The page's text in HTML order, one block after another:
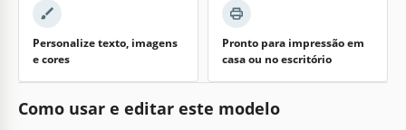
Personalize texto, imagens
e cores
Pronto para impressão em
casa ou no escritório
Como usar e editar este modelo